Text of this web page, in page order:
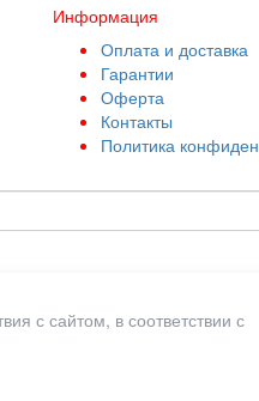
Информация
Оплата и доставка
Гарантии
Оферта
Контакты
Политика
носит информационный
на кнопку "Оформить
по e-mail сообщение,
владельцев сайта.
с сайтом, в соответствии с